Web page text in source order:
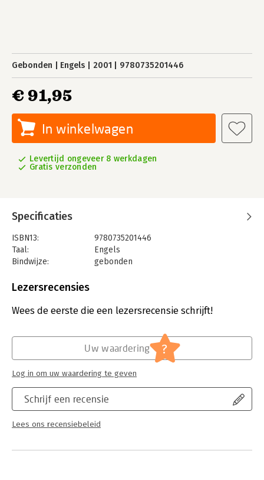
Gebonden Engels 2001 9780735201446
€ 91,95
In winkelwagen
Levertijd ongeveer 8 werkdagen
Gratis verzonden
Specificaties
ISBN13:
9780735201446
Taal:
Engels
Bindwijze:
gebonden
Uitgever:
Lezersrecensies
Wees de eerste die een lezersrecensie schrijft!
Schrijf een recensie
Lees ons recensiebeleid
Uw waardering ?
Log in om uw waardering te geven